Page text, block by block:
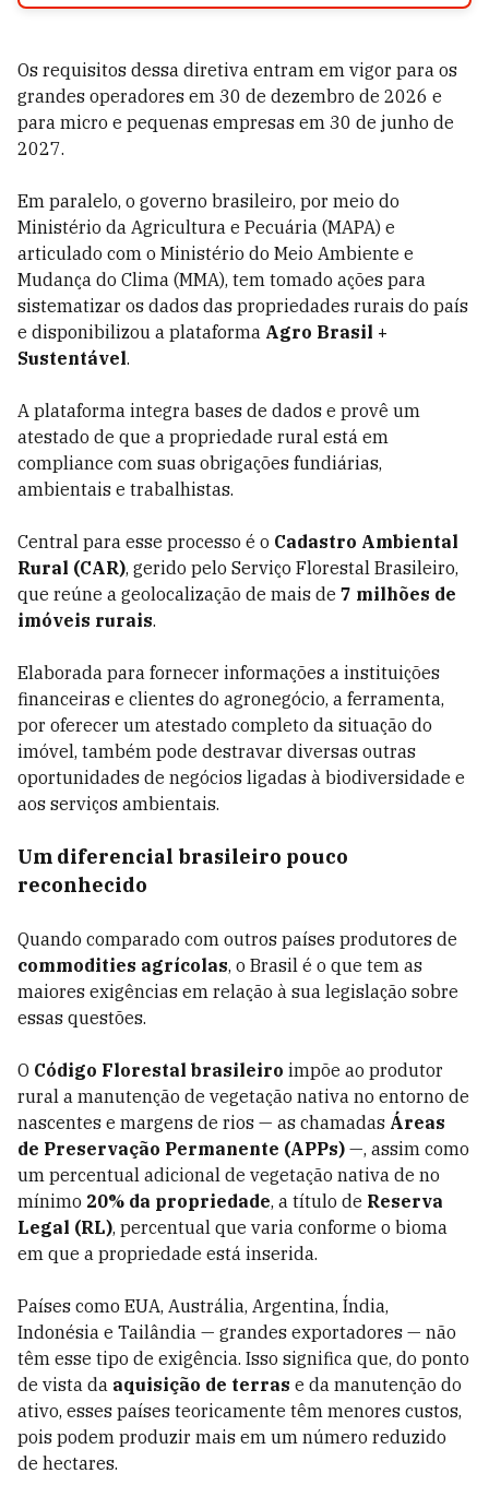
Os requisitos dessa diretiva entram em vigor para os
grandes operadores em 30 de dezembro de 2026 e
para micro e pequenas empresas em 30 de junho de
2027.
Em paralelo, o governo brasileiro, por meio do
Ministério da Agricultura e Pecuária (MAPA) e
articulado com o Ministério do Meio Ambiente e
Mudança do Clima (MMA), tem tomado ações para
sistematizar os dados das propriedades rurais do país
e disponibilizou a plataforma Agro Brasil +
Sustentável.
A plataforma integra bases de dados e provê um
atestado de que a propriedade rural está em
compliance com suas obrigações fundiárias,
ambientais e trabalhistas.
Central para esse processo é o Cadastro Ambiental
Rural (CAR), gerido pelo Serviço Florestal Brasileiro,
que reúne a geolocalização de mais de 7 milhões de
imóveis rurais.
Elaborada para fornecer informações a instituições
financeiras e clientes do agronegócio, a ferramenta,
por oferecer um atestado completo da situação do
imóvel, também pode destravar diversas outras
oportunidades de negócios ligadas à biodiversidade e
aos serviços ambientais.
Um diferencial brasileiro pouco
reconhecido
Quando comparado com outros países produtores de
commodities agrícolas, o Brasil é o que tem as
maiores exigências em relação à sua legislação sobre
essas questões.
O Código Florestal brasileiro impõe ao produtor
rural a manutenção de vegetação nativa no entorno de
nascentes e margens de rios — as chamadas Áreas
de Preservação Permanente (APPs) —, assim como
um percentual adicional de vegetação nativa de no
mínimo 20% da propriedade, a título de Reserva
Legal (RL), percentual que varia conforme o bioma
em que a propriedade está inserida.
Países como EUA, Austrália, Argentina, Índia,
Indonésia e Tailândia — grandes exportadores — não
têm esse tipo de exigência. Isso significa que, do ponto
de vista da aquisição de terras e da manutenção do
ativo, esses países teoricamente têm menores custos,
pois podem produzir mais em um número reduzido
de hectares.